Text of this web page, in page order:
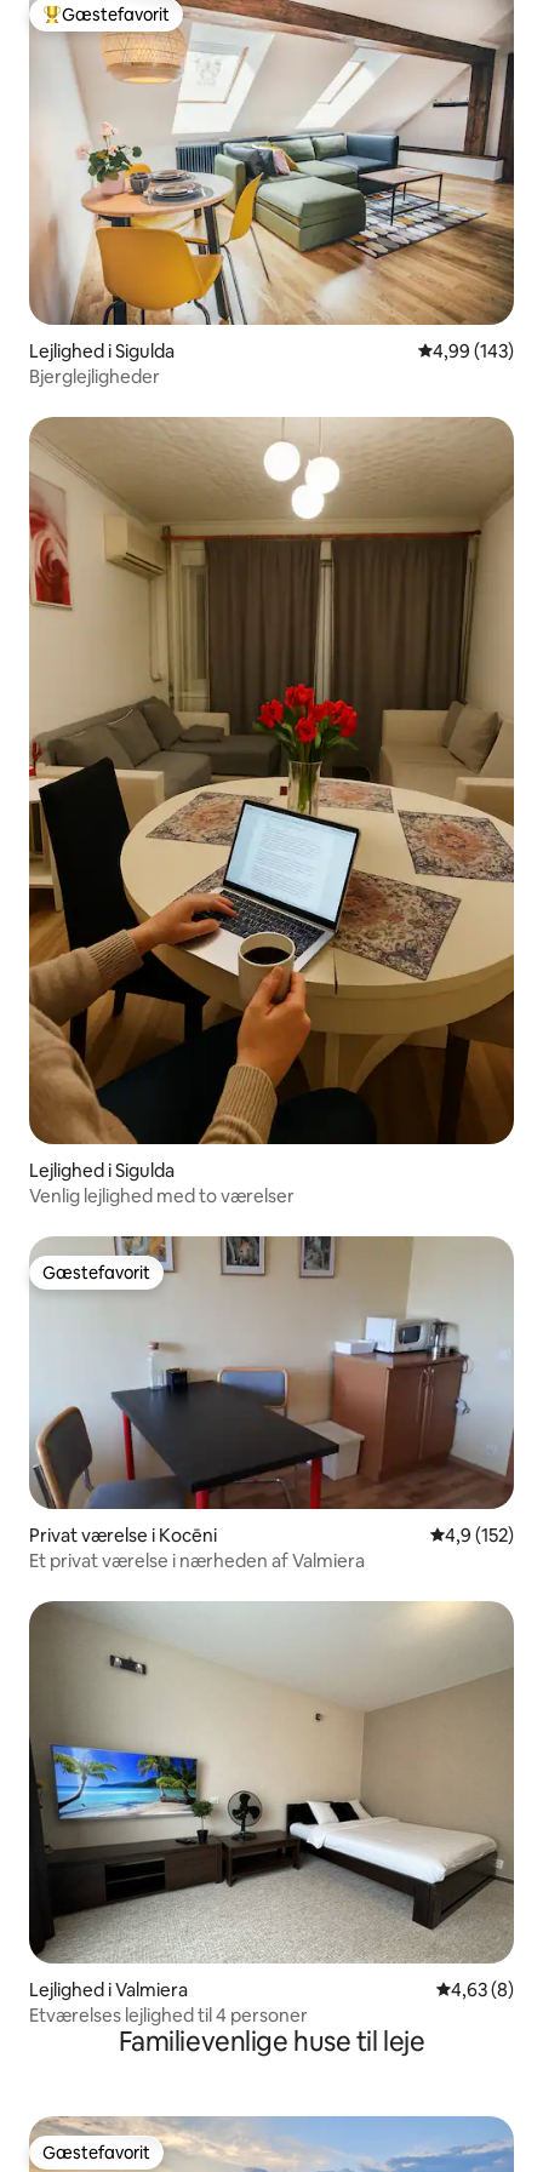
Bedste gæstefavorit
Gæstefavorit
Lejlighed i Sigulda 4,99 ud af 5 i
4,99 (143)
Bjerglejligheder
Lejlighed i Sigulda
Venlig lejlighed med to værelser
Gæstefavorit
Gæstefavorit
Privat værelse i Kocēni 4,9 ud af 5 i
4,9 (152)
Et privat værelse i nærheden af Valmiera
Lejlighed i Valmiera 4,63 ud af 5
4,63 (8)
Etværelses lejlighed til 4 personer
Familievenlige huse til leje
Gæstefavorit
Gæstefavorit